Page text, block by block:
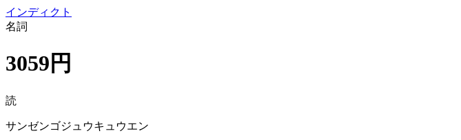
インディクト
名詞
3059円
読
サンゼンゴジュウキュウエン